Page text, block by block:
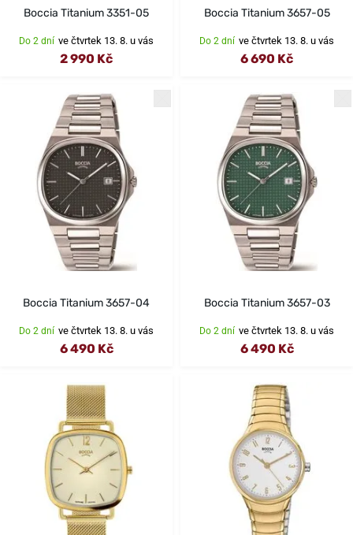
Boccia Titanium 3351-05
Do 2 dní ve čtvrtek 13. 8. u vás
2 990 Kč
Boccia Titanium 3657-05
Do 2 dní ve čtvrtek 13. 8. u vás
6 690 Kč
Boccia Titanium 3657-04
Do 2 dní ve čtvrtek 13. 8. u vás
6 490 Kč
Boccia Titanium 3657-03
Do 2 dní ve čtvrtek 13. 8. u vás
6 490 Kč